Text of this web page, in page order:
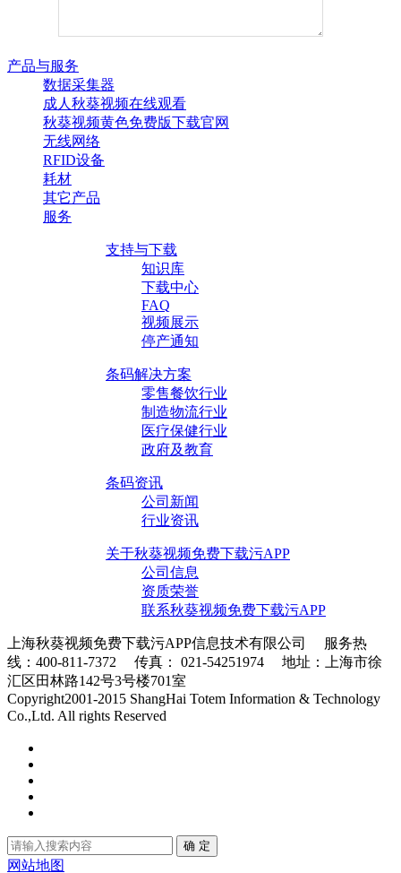
产品与服务
数据采集器
成人秋葵视频在线观看
秋葵视频黄色免费版下载官网
无线网络
RFID设备
耗材
其它产品
服务
支持与下载
知识库
下载中心
FAQ
视频展示
停产通知
条码解决方案
零售餐饮行业
制造物流行业
医疗保健行业
政府及教育
条码资讯
公司新闻
行业资讯
关于秋葵视频免费下载污APP
公司信息
资质荣誉
联系秋葵视频免费下载污APP
上海秋葵视频免费下载污APP信息技术有限公司 服务热
线：400-811-7372 传真： 021-54251974 地址：上海市徐
汇区田林路142号3号楼701室
Copyright2001-2015 ShangHai Totem Information & Technology
Co.,Ltd. All rights Reserved
确 定
网站地图